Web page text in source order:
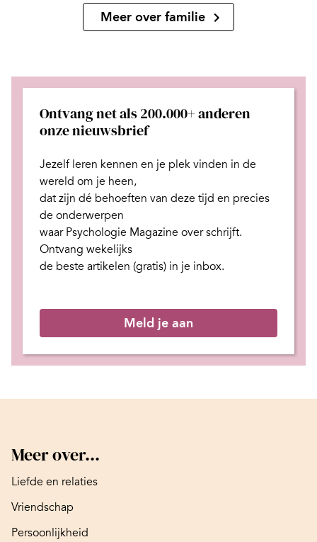
Meer over familie
Ontvang net als 200.000+ anderen
onze nieuwsbrief
Jezelf leren kennen en je plek vinden in de
wereld om je heen,
dat zijn dé behoeften van deze tijd en precies
de onderwerpen
waar Psychologie Magazine over schrijft.
Ontvang wekelijks
de beste artikelen (gratis) in je inbox.
Meld je aan
Meer over...
Liefde en relaties
Vriendschap
Persoonlijkheid